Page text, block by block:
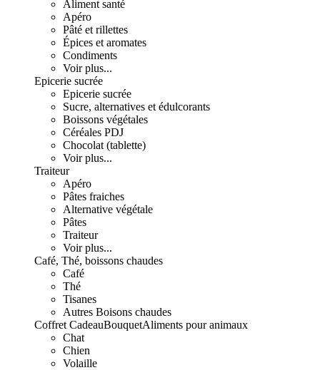
Aliment santé
Apéro
Pâté et rillettes
Épices et aromates
Condiments
Voir plus...
Epicerie sucrée
Epicerie sucrée
Sucre, alternatives et édulcorants
Boissons végétales
Céréales PDJ
Chocolat (tablette)
Voir plus...
Traiteur
Apéro
Pâtes fraiches
Alternative végétale
Pâtes
Traiteur
Voir plus...
Café, Thé, boissons chaudes
Café
Thé
Tisanes
Autres Boisons chaudes
Coffret CadeauBouquetAliments pour animaux
Chat
Chien
Volaille